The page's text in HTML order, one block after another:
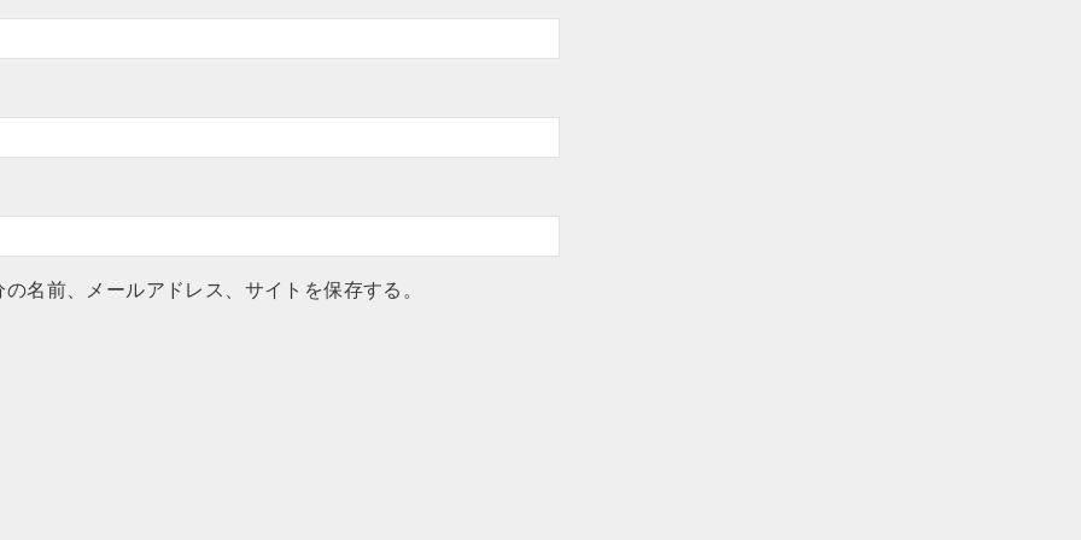
名前、メールアドレス、サイトを保存する。